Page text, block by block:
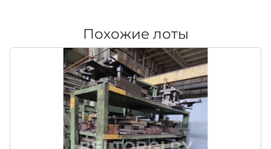
Похожие лоты